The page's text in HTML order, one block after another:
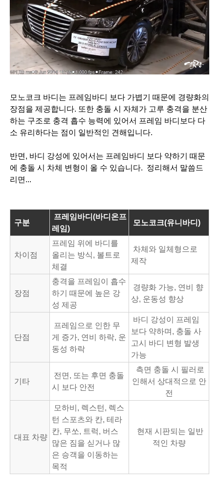
모노코크 바디는 프레임바디 보다 가볍기 때문에 경량화의
장점을 제공합니다. 또한 충돌 시 자체가 고루 충격을 분산
하는 구조로 충격 흡수 능력에 있어서 프레임 바디보다 다
소 유리하다는 점이 일반적인 견해입니다.
반면, 바디 강성에 있어서는 프레임바디 보다 약하기 때문
에 충돌 시 차체 변형이 올 수 있습니다. 정리해서 말씀드
리면...
구분
프레임바디(바디온프
레임)
모노코크(유니바디)
차이점
프레임 위에 바디를
올리는 방식, 볼트로
체결
차체와 일체형으로
제작
장점
충격을 프레임이 흡수
하기 때문에 높은 강
성 제공
경량화 가능, 연비 향
상, 운동성 향상
단점
프레임으로 인한 무
게 증가, 연비 하락, 운
동성 하락
바디 강성이 프레임
보다 약하며, 충돌 사
고시 바디 변형 발생
가능
기타
전면, 또는 후면 충돌
시 보다 안전
측면 충돌 시 필러로
인해서 상대적으로 안
전
대표 차량
모하비, 렉스턴, 렉스
턴 스포츠와 칸, 테라
칸, 무쏘, 트럭, 버스
많은 짐을 싣거나 많
은 승객을 이동하는
목적
현재 시판되는 일반
적인 차량